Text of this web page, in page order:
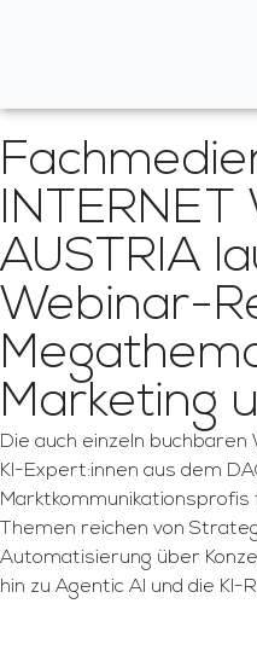
INTERNET
AUSTRIA
Webinar-
Marketing
Die auch einzeln
KI-Expert:innen aus dem
Marktkommunikationsprofis
Themen reichen von
Automatisierung über
hin zu Agentic AI und die KI-